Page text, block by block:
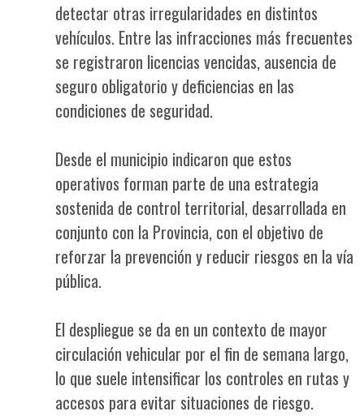
detectar otras irregularidades en distintos
vehículos. Entre las infracciones más frecuentes
se registraron licencias vencidas, ausencia de
seguro obligatorio y deficiencias en las
condiciones de seguridad.
Desde el municipio indicaron que estos
operativos forman parte de una estrategia
sostenida de control territorial, desarrollada en
conjunto con la Provincia, con el objetivo de
reforzar la prevención y reducir riesgos en la vía
pública.
El despliegue se da en un contexto de mayor
circulación vehicular por el fin de semana largo,
lo que suele intensificar los controles en rutas y
accesos para evitar situaciones de riesgo.